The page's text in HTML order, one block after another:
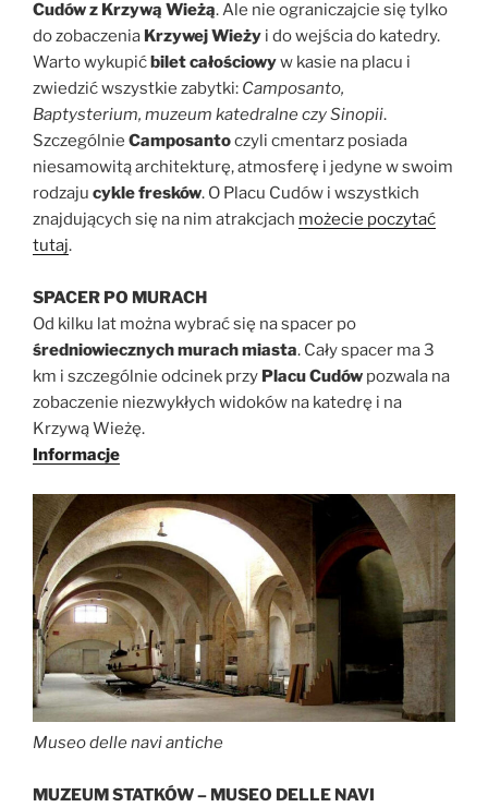
Cudów z Krzywą Wieżą. Ale nie ograniczajcie się tylko
do zobaczenia Krzywej Wieży i do wejścia do katedry.
Warto wykupićbilet całościowyw kasie na placu i
zwiedzić wszystkie zabytki: Camposanto,
Baptysterium, muzeum katedralne czy Sinopii.
Szczególnie Camposantoczyli cmentarz posiada
niesamowitą architekturę, atmosferę i jedyne w swoim
rodzaju cykle fresków. O Placu Cudów i wszystkich
znajdujących się na nim atrakcjach możecie poczytać
tutaj.
SPACER PO MURACH
Od kilku lat można wybrać się na spacer po
średniowiecznych murach miasta. Cały spacer ma 3
km i szczególnie odcinek przy Placu Cudów pozwala na
zobaczenie niezwykłych widoków na katedrę i na
Krzywą Wieżę.
Informacje
Museo delle navi antiche
MUZEUM STATKÓW – MUSEO DELLE NAVI